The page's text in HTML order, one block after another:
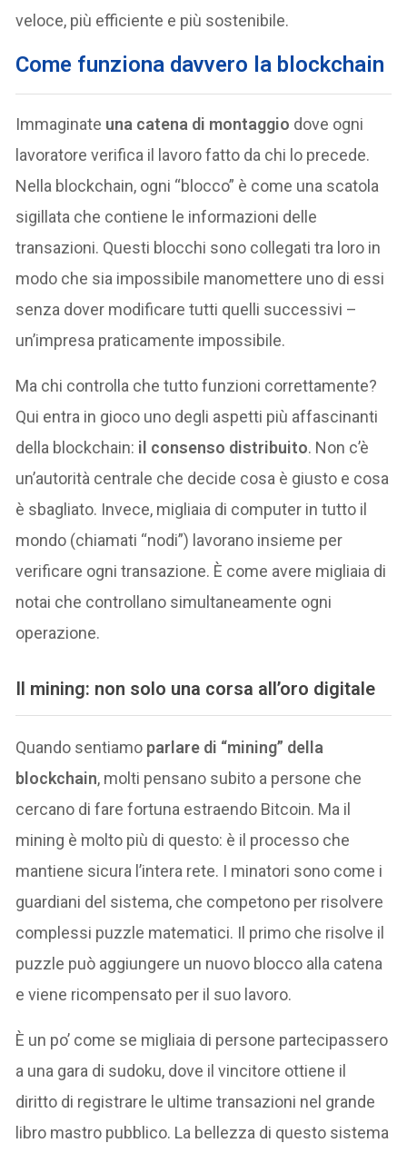
veloce, più efficiente e più sostenibile.
Come funziona davvero la blockchain
Immaginate una catena di montaggio dove ogni
lavoratore verifica il lavoro fatto da chi lo precede.
Nella blockchain, ogni “blocco” è come una scatola
sigillata che contiene le informazioni delle
transazioni. Questi blocchi sono collegati tra loro in
modo che sia impossibile manomettere uno di essi
senza dover modificare tutti quelli successivi –
un’impresa praticamente impossibile.
Ma chi controlla che tutto funzioni correttamente?
Qui entra in gioco uno degli aspetti più affascinanti
della blockchain: il consenso distribuito. Non c’è
un’autorità centrale che decide cosa è giusto e cosa
è sbagliato. Invece, migliaia di computer in tutto il
mondo (chiamati “nodi”) lavorano insieme per
verificare ogni transazione. È come avere migliaia di
notai che controllano simultaneamente ogni
operazione.
Il mining: non solo una corsa all’oro digitale
Quando sentiamo parlare di “mining” della
blockchain, molti pensano subito a persone che
cercano di fare fortuna estraendo Bitcoin. Ma il
mining è molto più di questo: è il processo che
mantiene sicura l’intera rete. I minatori sono come i
guardiani del sistema, che competono per risolvere
complessi puzzle matematici. Il primo che risolve il
puzzle può aggiungere un nuovo blocco alla catena
e viene ricompensato per il suo lavoro.
È un po’ come se migliaia di persone partecipassero
a una gara di sudoku, dove il vincitore ottiene il
diritto di registrare le ultime transazioni nel grande
libro mastro pubblico. La bellezza di questo sistema